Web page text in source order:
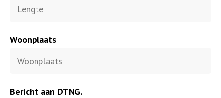
Woonplaats
Bericht aan DTNG.